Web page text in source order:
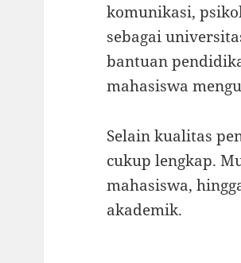
komunikasi,
sebagai
bantuan
mahasiswa
Selain kualitas
cukup lengkap.
mahasiswa,
akademik.